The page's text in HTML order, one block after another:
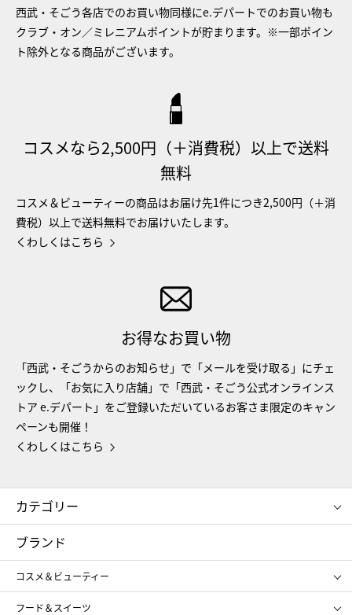
西武・そごう各店でのお買い物同様にe.デパートでのお買い物も
クラブ・オン／ミレニアムポイントが貯まります。※一部ポイン
ト除外となる商品がございます。
コスメなら2,500円（＋消費税）以上で送料
無料
コスメ＆ビューティーの商品はお届け先1件につき2,500円（＋消
費税）以上で送料無料でお届けいたします。
くわしくはこちら
お得なお買い物
「西武・そごうからのお知らせ」で「メールを受け取る」にチェ
ックし、「お気に入り店舗」で「西武・そごう公式オンラインス
トア e.デパート」をご登録いただいているお客さま限定のキャン
ペーンも開催！
くわしくはこちら
カテゴリー
コスメ＆ビューティー
ギフト
レディース
メンズ
スポーツ・アウトドア
ブランド
コスメ＆ビューティー
SHISEIDO
フード＆スイーツ